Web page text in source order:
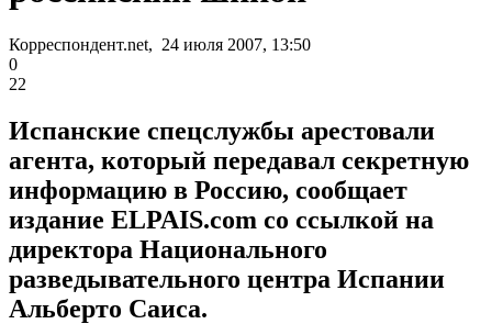
Корреспондент.net, 24 июля 2007, 13:50
0
22
Испанские спецслужбы арестовали
агента, который передавал секретную
информацию в Россию, сообщает
издание ELPAIS.com со ссылкой на
директора Национального
разведывательного центра Испании
Альберто Саиса.